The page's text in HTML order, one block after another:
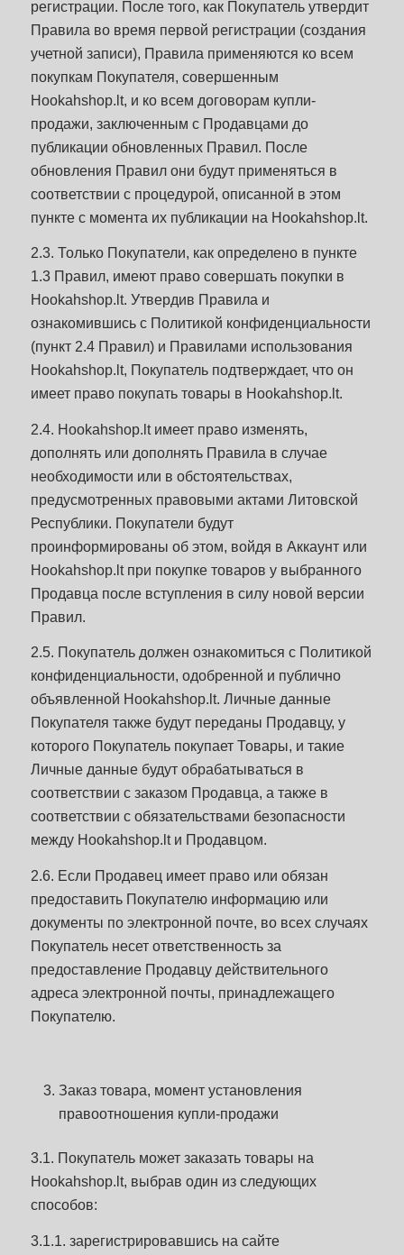
регистрации. После того, как Покупатель утвердит
Правила во время первой регистрации (создания
учетной записи), Правила применяются ко всем
покупкам Покупателя, совершенным
Hookahshop.lt, и ко всем договорам купли-
продажи, заключенным с Продавцами до
публикации обновленных Правил. После
обновления Правил они будут применяться в
соответствии с процедурой, описанной в этом
пункте с момента их публикации на Hookahshop.lt.
2.3. Только Покупатели, как определено в пункте
1.3 Правил, имеют право совершать покупки в
Hookahshop.lt. Утвердив Правила и
ознакомившись с Политикой конфиденциальности
(пункт 2.4 Правил) и Правилами использования
Hookahshop.lt, Покупатель подтверждает, что он
имеет право покупать товары в Hookahshop.lt.
2.4. Hookahshop.lt имеет право изменять,
дополнять или дополнять Правила в случае
необходимости или в обстоятельствах,
предусмотренных правовыми актами Литовской
Республики. Покупатели будут
проинформированы об этом, войдя в Аккаунт или
Hookahshop.lt при покупке товаров у выбранного
Продавца после вступления в силу новой версии
Правил.
2.5. Покупатель должен ознакомиться с Политикой
конфиденциальности, одобренной и публично
объявленной Hookahshop.lt. Личные данные
Покупателя также будут переданы Продавцу, у
которого Покупатель покупает Товары, и такие
Личные данные будут обрабатываться в
соответствии с заказом Продавца, а также в
соответствии с обязательствами безопасности
между Hookahshop.lt и Продавцом.
2.6. Если Продавец имеет право или обязан
предоставить Покупателю информацию или
документы по электронной почте, во всех случаях
Покупатель несет ответственность за
предоставление Продавцу действительного
адреса электронной почты, принадлежащего
Покупателю.
Заказ товара, момент установления
правоотношения купли-продажи
3.1. Покупатель может заказать товары на
Hookahshop.lt, выбрав один из следующих
способов:
3.1.1. зарегистрировавшись на сайте